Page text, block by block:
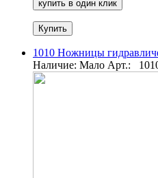
купить в один клик
1010 Ножницы
Наличие: Мало Арт.: